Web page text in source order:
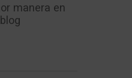
manera en